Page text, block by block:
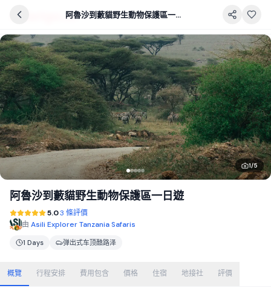
阿魯沙到藪貓野生動物保護區一日遊
1/5
阿魯沙到藪貓野生動物保護區一日遊
5.03 條評價
由 Asili Explorer Tanzania Safaris
1 Days 弹出式车顶酷路泽
概覽 行程安排 費用包含 價格 住宿 地接社 評價